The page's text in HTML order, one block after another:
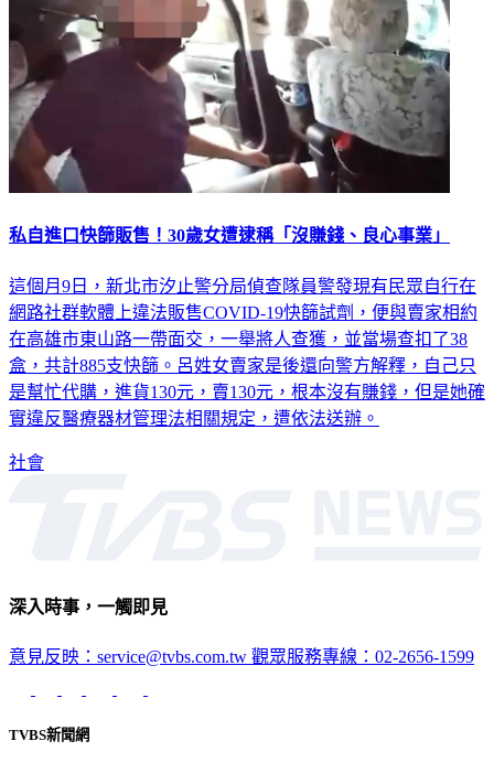
私自進口快篩販售！30歲女遭逮稱「沒賺錢、良心事業」
這個月9日，新北市汐止警分局偵查隊員警發現有民眾自行在
網路社群軟體上違法販售COVID-19快篩試劑，便與賣家相約
在高雄市東山路一帶面交，一舉將人查獲，並當場查扣了38
盒，共計885支快篩。呂姓女賣家是後還向警方解釋，自己只
是幫忙代購，進貨130元，賣130元，根本沒有賺錢，但是她確
實違反醫療器材管理法相關規定，遭依法送辦。
社會
深入時事，一觸即見
意見反映：service@tvbs.com.tw 觀眾服務專線：02-2656-1599
TVBS新聞網